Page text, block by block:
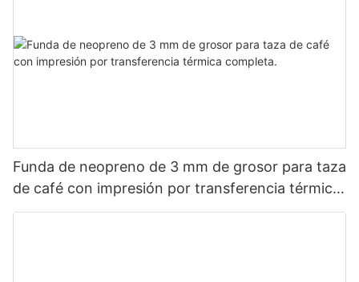
Funda de neopreno de 3 mm de grosor para taza
de café con impresión por transferencia térmica
completa.